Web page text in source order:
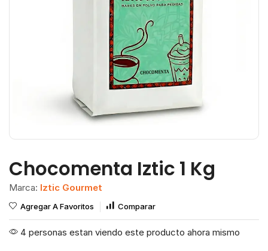
Chocomenta Iztic 1 Kg
Marca: Iztic Gourmet
Agregar A Favoritos Comparar
4 personas estan viendo este producto ahora mismo